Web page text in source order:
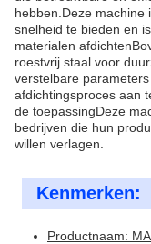
hebben.Deze machine
snelheid te bieden en
materialen
roestvrij staal voor
verstelbare
afdichtingsproces aan
de toepassingDeze
bedrijven die hun
willen verlagen.
Kenmerken:
Productnaam: